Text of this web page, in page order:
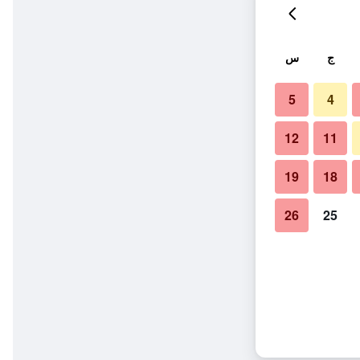
ج س
4
5
11
12
18
19
25
26